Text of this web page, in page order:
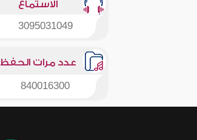
الاستماع
3095031049
عدد مرات الحفظ
840016300